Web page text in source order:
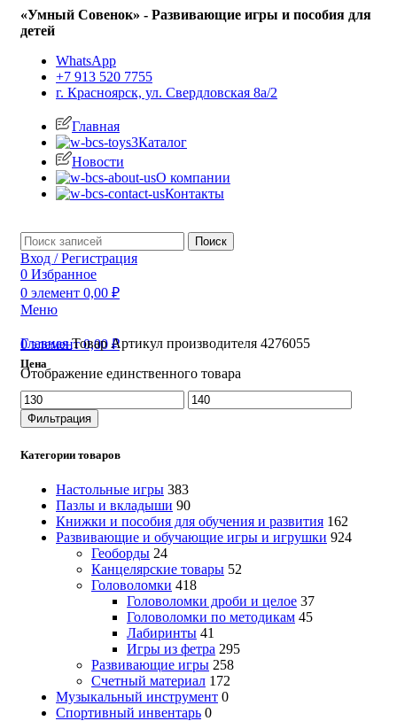
«Умный Совенок» - Развивающие игры и пособия для
детей
WhatsApp
+7 913 520 7755
г. Красноярск, ул. Свердловская 8а/2
Главная
Каталог
Новости
О компании
Контакты
Поиск
Вход / Регистрация
0 Избранное
0 элемент 0,00 ₽
Меню
0элемент 0,00₽
ГлавнаяТовар Артикул производителя 4276055
Отображение единственного товара
Цена
Минимальная
цена
Максимальная
цена
Фильтрация
Категории товаров
Настольные игры 383
Пазлы и вкладыши 90
Книжки и пособия для обучения и развития 162
Развивающие и обучающие игры и игрушки 924
Геоборды 24
Канцелярские товары 52
Головоломки 418
Головоломки дроби и целое 37
Головоломки по методикам 45
Лабиринты 41
Игры из фетра 295
Развивающие игры 258
Счетный материал 172
Музыкальный инструмент 0
Спортивный инвентарь 0